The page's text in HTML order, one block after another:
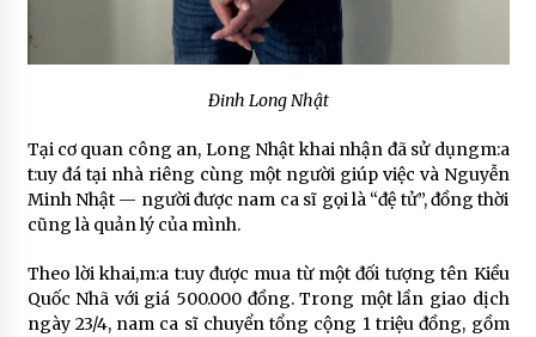
Đinh Long Nhật
Tại cơ quan công an, Long Nhật khai nhận đã sử dụngm:a
t:uy đá tại nhà riêng cùng một người giúp việc và Nguyễn
Minh Nhật — người được nam ca sĩ gọi là “đệ tử”, đồng thời
cũng là quản lý của mình.
Theo lời khai,m:a t:uy được mua từ một đối tượng tên Kiều
Quốc Nhã với giá 500.000 đồng. Trong một lần giao dịch
ngày 23/4, nam ca sĩ chuyển tổng cộng 1 triệu đồng, gồm